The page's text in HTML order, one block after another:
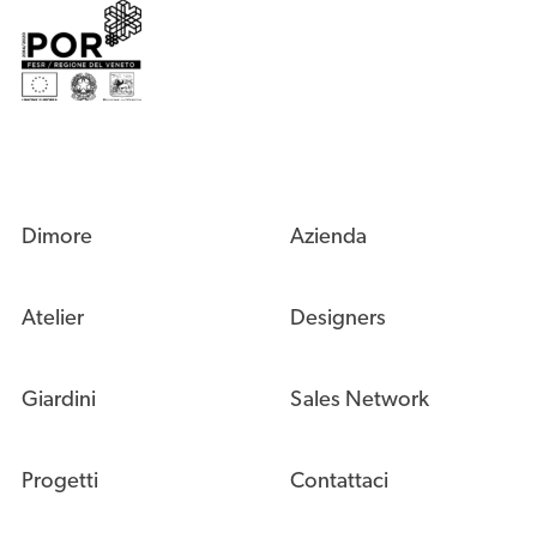
Dimore
Atelier
Giardini
Progetti
Azienda
Designers
Sales Network
Contattaci